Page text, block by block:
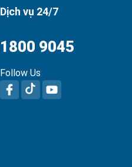
Dịch vụ 24/7
1800 9045
Follow Us